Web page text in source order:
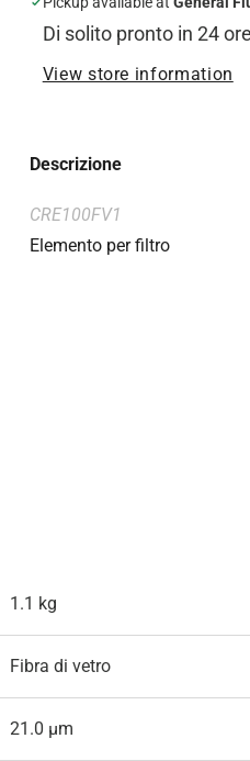
Di solito pronto in 24 ore
View store information
Descrizione
CRE100FV1
Elemento per filtro
1.1 kg
Fibra di vetro
21.0 µm